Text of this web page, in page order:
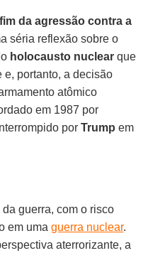
fim da agressão contra a
séria reflexão sobre o
holocausto nuclear que
e, portanto, a decisão
atômico
em 1987 por
porTrump em
guerra, com o risco
em umaguerra nuclear.
aterrorizante, a